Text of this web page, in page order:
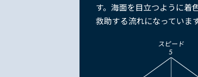
す。海面を目立つように着
救助する流れになっています
スピード
5